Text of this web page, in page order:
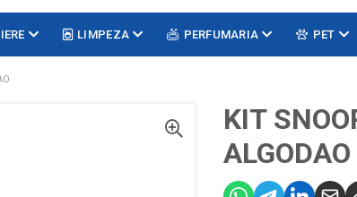
LIMPEZA PERFUMARIA PET
KIT
ALGODAO